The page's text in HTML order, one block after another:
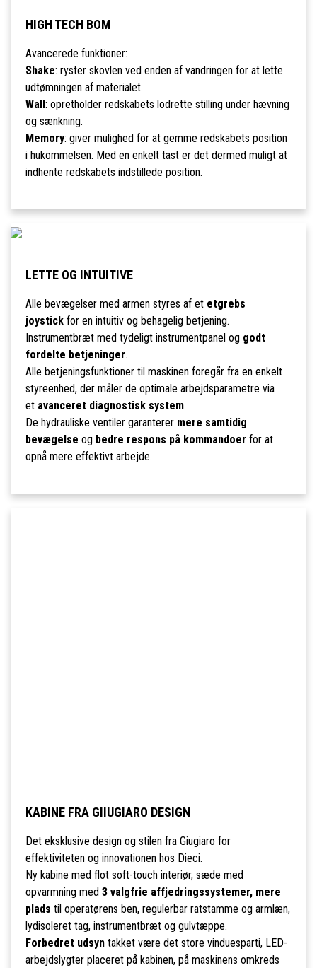
HIGH TECH BOM
Avancerede funktioner:
Shake: ryster skovlen ved enden af vandringen for at lette
udtømningen af materialet.
Wall : opretholder redskabets lodrette stilling under hævning
og sænkning.
Memory: giver mulighed for at gemme redskabets position
i hukommelsen. Med en enkelt tast er det dermed muligt at
indhente redskabets indstillede position.
LETTE OG INTUITIVE
Alle bevægelser med armen styres af et etgrebs
joystickfor en intuitiv og behagelig betjening.
Instrumentbræt med tydeligt instrumentpanel og godt
fordelte betjeninger.
Alle betjeningsfunktioner til maskinen foregår fra en enkelt
styreenhed, der måler de optimale arbejdsparametre via
et avanceret diagnostisk system.
De hydrauliske ventiler garanterer mere samtidig
bevægelse og bedre respons på kommandoer for at
opnå mere effektivt arbejde.
KABINE FRA GIIUGIARO DESIGN
Det eksklusive design og stilen fra Giugiaro for
effektiviteten og innovationen hos Dieci.
Ny kabine med flot soft-touch interiør, sæde med
opvarmning med 3 valgfrie affjedringssystemer, mere
plads til operatørens ben, regulerbar ratstamme og armlæn,
lydisoleret tag, instrumentbræt og gulvtæppe.
Forbedret udsyntakket være det store vinduesparti, LED-
arbejdslygter placeret på kabinen, på maskinens omkreds